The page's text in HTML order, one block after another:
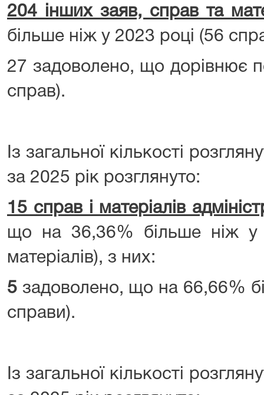
204 інших заяв, справ та
більше ніж у 2023 році (56
27 задоволено, що дорівнює
справ).
Із загальної кількості
за 2025 рік розглянуто:
15 справ і матеріалів
що на 36,36% більше ніж у
матеріалів), з них:
5 задоволено, що на 66,66%
справи).
Із загальної кількості